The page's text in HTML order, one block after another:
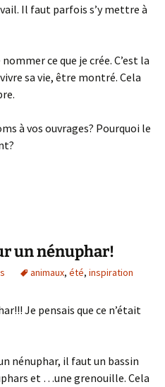
Il faut parfois s’y mettre à
ce que je crée. C’est la
sa vie, être montré. Cela
à vos ouvrages? Pourquoi le
un nénuphar!
animaux, été, inspiration
Je pensais que ce n’était
nénuphar, il faut un bassin
et …une grenouille. Cela